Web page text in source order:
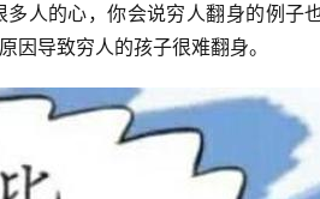
人的心，你会说穷人翻身的例子
因导致穷人的孩子很难翻身。